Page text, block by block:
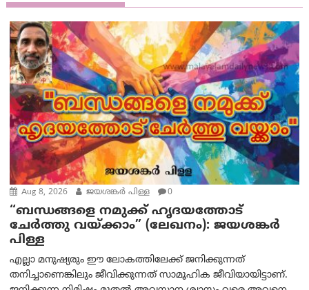
Aug 8, 2026 ജയശങ്കര്‍ പിള്ള 0
“ബന്ധങ്ങളെ നമുക്ക് ഹൃദയത്തോട്
ചേർത്തു വയ്ക്കാം” (ലേഖനം): ജയശങ്കര്‍
പിള്ള
എല്ലാ മനുഷ്യരും ഈ ലോകത്തിലേക്ക് ജനിക്കുന്നത്
തനിച്ചാണെങ്കിലും ജീവിക്കുന്നത് സാമൂഹിക ജീവിയായിട്ടാണ്.